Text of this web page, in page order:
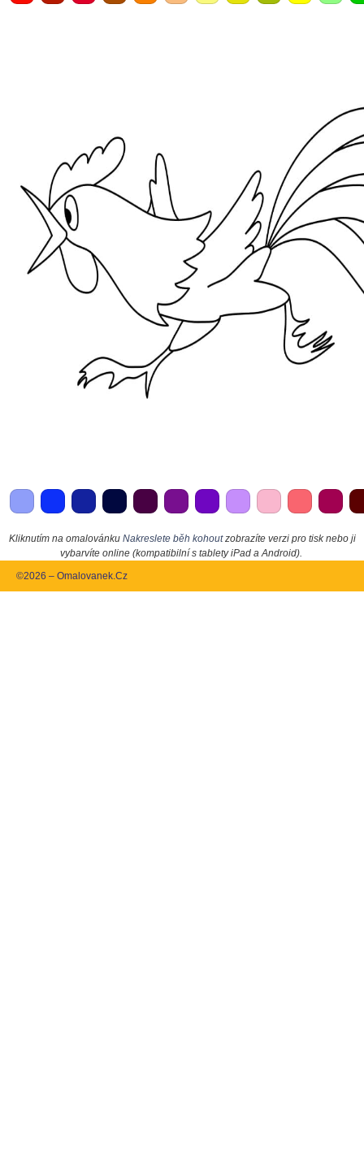
Kliknutím na omalovánku Nakreslete běh kohoutzobrazíte verzi pro tisk nebo ji
vybarvíte online (kompatibilní s tablety iPad a Android).
©2026 – Omalovanek.Cz